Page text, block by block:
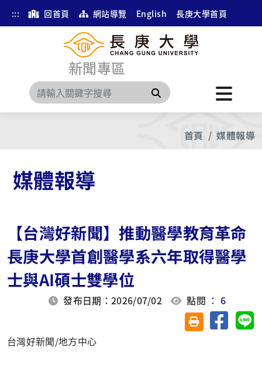
::: 回首頁 網站導覽 English 長庚大學首頁
新聞專區
搜尋
首頁 媒體報導
媒體報導
【台灣好新聞】推動醫學教育革命
長庚大學首創醫學系六年取得醫學
士與AI碩士雙學位
發布日期：2026/07/02 點閱 ：6
友善列印(另開視
分享至
台灣好新聞/地方中心